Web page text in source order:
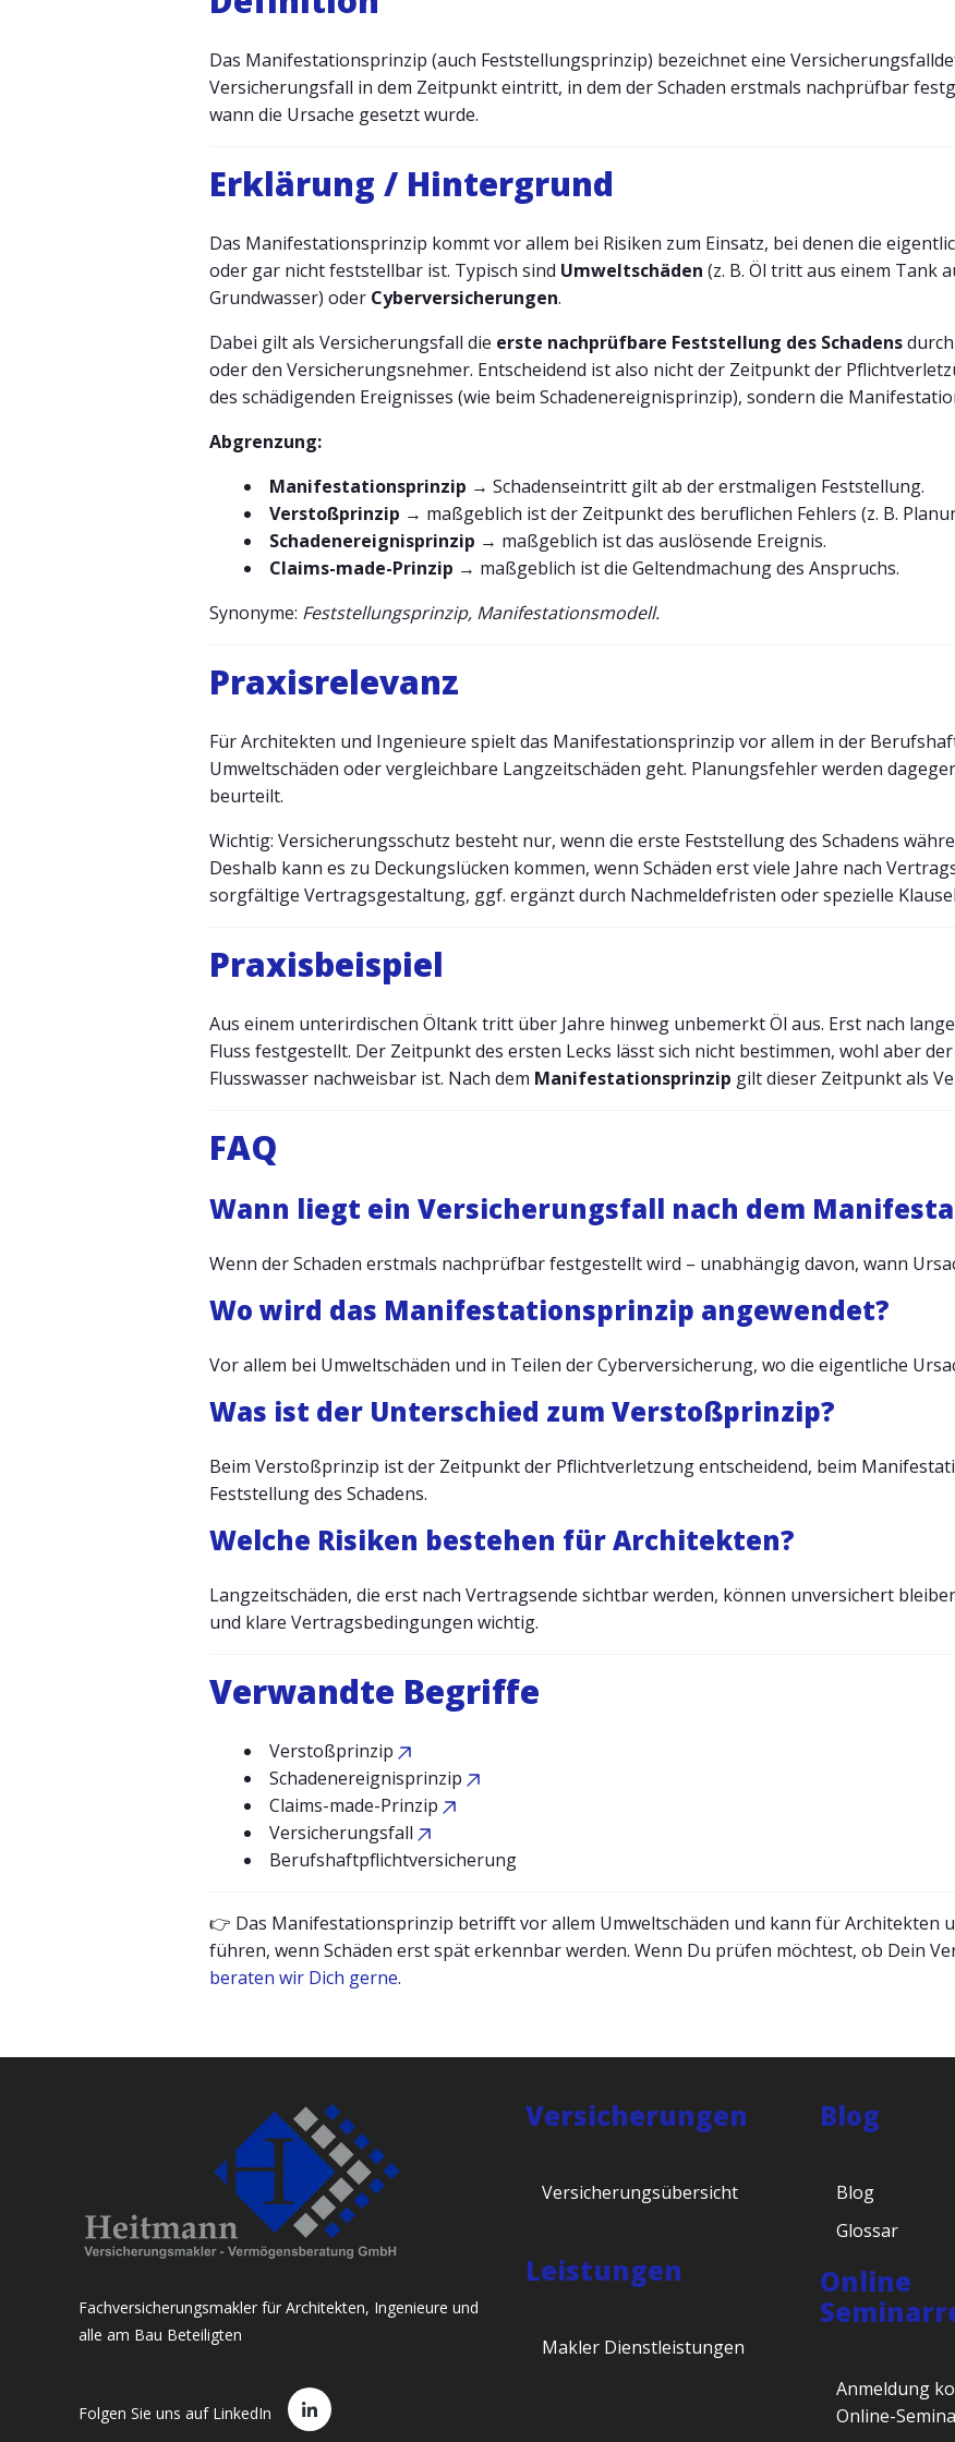
Das Manifestationsprinzip (auch Feststellungsprinzip) bezeichnet eine
Versicherungsfall in dem Zeitpunkt eintritt, in dem der Schaden erstmals nachprüfbar
wann die Ursache gesetzt wurde.
Erklärung / Hintergrund
Das Manifestationsprinzip kommt vor allem bei Risiken zum Einsatz, bei denen die
oder gar nicht feststellbar ist. Typisch sind Umweltschäden (z. B. Öl tritt aus einem Tank
Grundwasser) oder Cyberversicherungen.
Dabei gilt als Versicherungsfall die erste nachprüfbare Feststellung des Schadens
oder den Versicherungsnehmer. Entscheidend ist also nicht der Zeitpunkt der
des schädigenden Ereignisses (wie beim Schadenereignisprinzip), sondern die
Abgrenzung:
Manifestationsprinzip → Schadenseintritt gilt ab der erstmaligen Feststellung.
Verstoßprinzip → maßgeblich ist der Zeitpunkt des beruflichen Fehlers (z. B.
Schadenereignisprinzip → maßgeblich ist das auslösende Ereignis.
Claims-made-Prinzip → maßgeblich ist die Geltendmachung des Anspruchs.
Synonyme: Feststellungsprinzip, Manifestationsmodell.
Praxisrelevanz
Für Architekten und Ingenieure spielt das Manifestationsprinzip vor allem in der
Umweltschäden oder vergleichbare Langzeitschäden geht. Planungsfehler werden
beurteilt.
Wichtig: Versicherungsschutz besteht nur, wenn die erste Feststellung des Schadens
Deshalb kann es zu Deckungslücken kommen, wenn Schäden erst viele Jahre nach
sorgfältige Vertragsgestaltung, ggf. ergänzt durch Nachmeldefristen oder spezielle
Praxisbeispiel
Aus einem unterirdischen Öltank tritt über Jahre hinweg unbemerkt Öl aus. Erst nach
Fluss festgestellt. Der Zeitpunkt des ersten Lecks lässt sich nicht bestimmen, wohl aber
Flusswasser nachweisbar ist. Nach dem Manifestationsprinzip gilt dieser Zeitpunkt als
FAQ
Wann liegt ein Versicherungsfall nach dem
Wenn der Schaden erstmals nachprüfbar festgestellt wird – unabhängig davon, wann
Wo wird das Manifestationsprinzip angewendet?
Vor allem bei Umweltschäden und in Teilen der Cyberversicherung, wo die eigentliche
Was ist der Unterschied zum Verstoßprinzip?
Beim Verstoßprinzip ist der Zeitpunkt der Pflichtverletzung entscheidend, beim
Feststellung des Schadens.
Welche Risiken bestehen für Architekten?
Langzeitschäden, die erst nach Vertragsende sichtbar werden, können unversichert
und klare Vertragsbedingungen wichtig.
Verwandte Begriffe
Verstoßprinzip
Schadenereignisprinzip
Claims-made-Prinzip
Versicherungsfall
Berufshaftpflichtversicherung
👉 Das Manifestationsprinzip betrifft vor allem Umweltschäden und kann für Architekten
führen, wenn Schäden erst spät erkennbar werden. Wenn Du prüfen möchtest, ob Dein
beraten wir Dich gerne.
Fachversicherungsmakler für Architekten, Ingenieure und
alle am Bau Beteiligten
Folgen Sie uns auf LinkedIn
Versicherungen
Versicherungsübersicht
Leistungen
Makler Dienstleistungen
Blog
Blog
Glossar
Online
Anmeldung
Online-